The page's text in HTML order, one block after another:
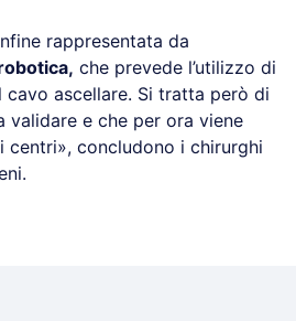
rappresentata da
che prevede l’utilizzo di
cavo ascellare. Si tratta però di
validare e che per ora viene
centri», concludono i chirurghi